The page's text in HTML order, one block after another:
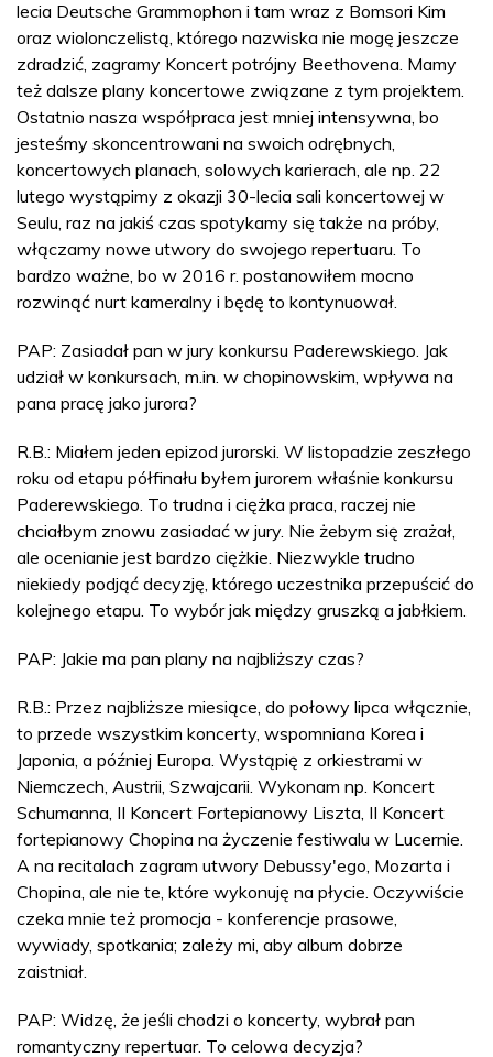
lecia Deutsche Grammophon i tam wraz z Bomsori Kim
oraz wiolonczelistą, którego nazwiska nie mogę jeszcze
zdradzić, zagramy Koncert potrójny Beethovena. Mamy
też dalsze plany koncertowe związane z tym projektem.
Ostatnio nasza współpraca jest mniej intensywna, bo
jesteśmy skoncentrowani na swoich odrębnych,
koncertowych planach, solowych karierach, ale np. 22
lutego wystąpimy z okazji 30-lecia sali koncertowej w
Seulu, raz na jakiś czas spotykamy się także na próby,
włączamy nowe utwory do swojego repertuaru. To
bardzo ważne, bo w 2016 r. postanowiłem mocno
rozwinąć nurt kameralny i będę to kontynuował.
PAP: Zasiadał pan w jury konkursu Paderewskiego. Jak
udział w konkursach, m.in. w chopinowskim, wpływa na
pana pracę jako jurora?
R.B.: Miałem jeden epizod jurorski. W listopadzie zeszłego
roku od etapu półfinału byłem jurorem właśnie konkursu
Paderewskiego. To trudna i ciężka praca, raczej nie
chciałbym znowu zasiadać w jury. Nie żebym się zrażał,
ale ocenianie jest bardzo ciężkie. Niezwykle trudno
niekiedy podjąć decyzję, którego uczestnika przepuścić do
kolejnego etapu. To wybór jak między gruszką a jabłkiem.
PAP: Jakie ma pan plany na najbliższy czas?
R.B.: Przez najbliższe miesiące, do połowy lipca włącznie,
to przede wszystkim koncerty, wspomniana Korea i
Japonia, a później Europa. Wystąpię z orkiestrami w
Niemczech, Austrii, Szwajcarii. Wykonam np. Koncert
Schumanna, II Koncert Fortepianowy Liszta, II Koncert
fortepianowy Chopina na życzenie festiwalu w Lucernie.
A na recitalach zagram utwory Debussy'ego, Mozarta i
Chopina, ale nie te, które wykonuję na płycie. Oczywiście
czeka mnie też promocja - konferencje prasowe,
wywiady, spotkania; zależy mi, aby album dobrze
zaistniał.
PAP: Widzę, że jeśli chodzi o koncerty, wybrał pan
romantyczny repertuar. To celowa decyzja?